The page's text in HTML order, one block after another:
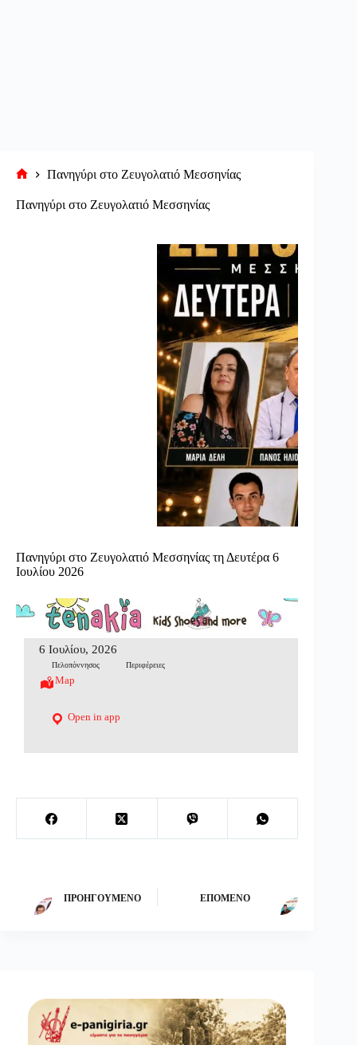
σελίδα
Πανηγύρι στο Ζευγολατιό Μεσσηνίας
Πανηγύρι στο Ζευγολατιό Μεσσηνίας
Πανηγύρι στο Ζευγολατιό Μεσσηνίας τη Δευτέρα 6
Ιουλίου 2026
6 Ιουλίου, 2026
Πελοπόννησος Περιφέρειες
Map
Open in app
ΠΡΟΗΓΟΎΜΕΝΟ ΕΠΌΜΕΝΟ